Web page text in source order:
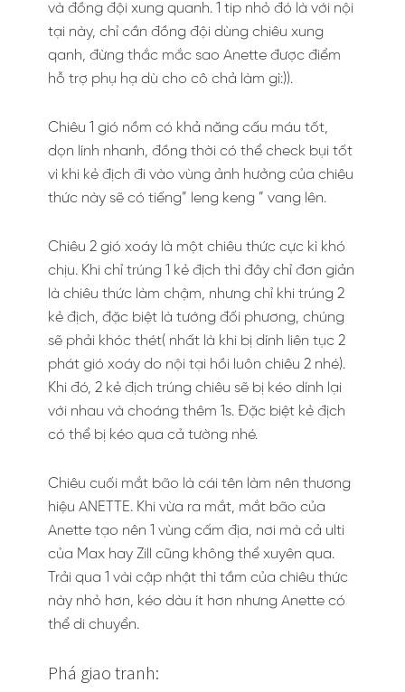
và đồng đội xung quanh. 1 tip nhỏ đó là với nội
tại này, chỉ cần đồng đội dùng chiêu xung
qanh, đừng thắc mắc sao Anette được điểm
hỗ trợ phụ hạ dù cho cô chả làm gì:)).
Chiêu 1 gió nồm có khả năng cấu máu tốt,
dọn lính nhanh, đồng thời có thể check bụi tốt
vì khi kẻ địch đi vào vùng ảnh hưởng của chiêu
thức này sẽ có tiếng” leng keng ” vang lên.
Chiêu 2 gió xoáy là một chiêu thức cực kì khó
chịu. Khi chỉ trúng 1 kẻ địch thì đây chỉ đơn giản
là chiêu thức làm chậm, nhưng chỉ khi trúng 2
kẻ địch, đặc biệt là tướng đối phương, chúng
sẽ phải khóc thét( nhất là khi bị dính liên tục 2
phát gió xoáy do nội tại hồi luôn chiêu 2 nhé).
Khi đó, 2 kẻ địch trúng chiêu sẽ bị kéo dính lại
với nhau và choáng thêm 1s. Đặc biệt kẻ địch
có thể bị kéo qua cả tường nhé.
Chiêu cuối mắt bão là cái tên làm nên thương
hiệu ANETTE. Khi vừa ra mắt, mắt bão của
Anette tạo nên 1 vùng cấm địa, nơi mà cả ulti
của Max hay Zill cũng không thể xuyên qua.
Trải qua 1 vài cập nhật thì tầm của chiêu thức
này nhỏ hơn, kéo dàu ít hơn nhưng Anette có
thể di chuyển.
Phá giao tranh: